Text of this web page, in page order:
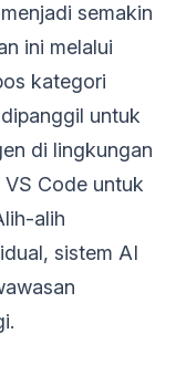
semakin
ini melalui
kategori
untuk
di lingkungan
Code untuk
alih
sistem AI